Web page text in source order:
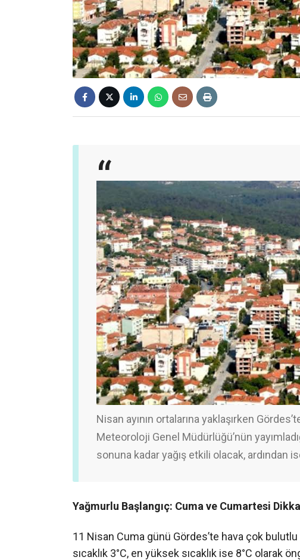
Nisan ayının ortalarına yaklaşırken
Meteoroloji Genel Müdürlüğü’nün
sonuna kadar yağış etkili olacak, ardından
Yağmurlu Başlangıç: Cuma ve Cumartesi
11 Nisan Cuma günü Gördes’te hava çok bulutlu
sıcaklık 3°C, en yüksek sıcaklık ise 8°C olarak